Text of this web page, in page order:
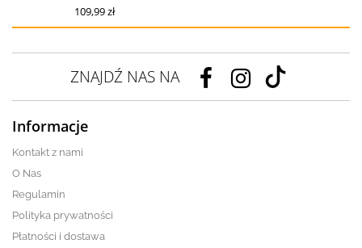
109,99 zł
ZNAJDŹ NAS NA
Informacje
Kontakt z nami
O Nas
Regulamin
Polityka prywatności
Płatności i dostawa